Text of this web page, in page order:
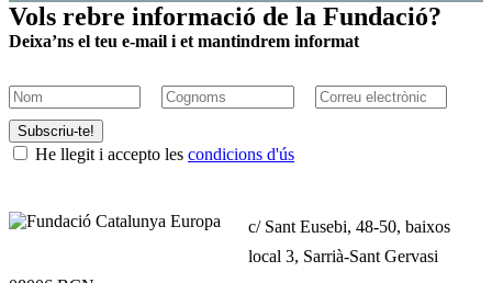
Vols rebre informació de la Fundació?
Deixa’ns el teu e-mail i et mantindrem informat
Subscriu-te!
He llegit i accepto les condicions d'ús
c/ Sant Eusebi, 48-50, baixos
local 3, Sarrià-Sant Gervasi